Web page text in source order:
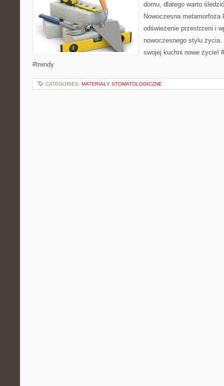
domu, dlatego warto
Nowoczesna
odświeżenie przestrzeni i
nowoczesnego stylu
swojej kuchni nowe życie!
#trendy
CATEGORIES: MATERIAŁY STOMATOLOGICZNE